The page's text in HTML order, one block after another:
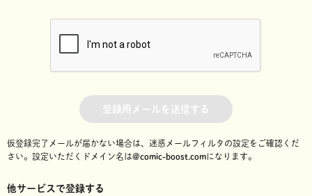
登録用メールを送信する
仮登録完了メールが届かない場合は、迷惑メールフィルタの設定をご確認くだ
さい。 設定いただくドメイン名は@comic-boost.comになります。
他サービスで登録する